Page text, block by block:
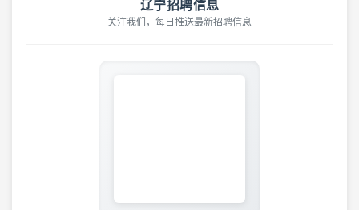
辽宁招聘信息
关注我们，每日推送最新招聘信息